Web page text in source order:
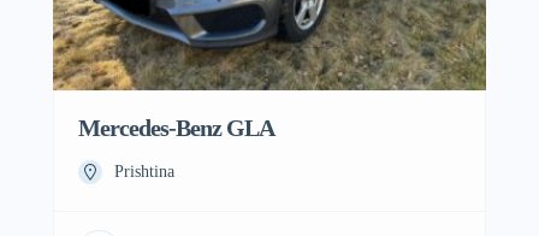
Mercedes-Benz GLA
Prishtina